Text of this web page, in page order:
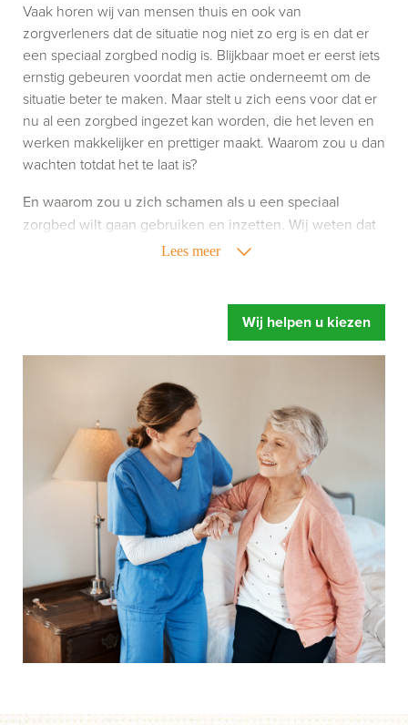
Vaak horen wij van mensen thuis en ook van
zorgverleners dat de situatie nog niet zo erg is en dat er
een speciaal zorgbed nodig is. Blijkbaar moet er eerst iets
ernstig gebeuren voordat men actie onderneemt om de
situatie beter te maken. Maar stelt u zich eens voor dat er
nu al een zorgbed ingezet kan worden, die het leven en
werken makkelijker en prettiger maakt. Waarom zou u dan
wachten totdat het te laat is?
Lees meer
En waarom zou u zich schamen als u een speciaal
zorgbed wilt gaan gebruiken en inzetten. Wij weten dat
het gebruik van zorghulpmiddelen niet altijd leuk is,
zorgbed doet, maar richt u vooral op wat een speciaal
zorgbed u oplevert. Meer ontspanning, u voelt zich fitter
en een betere begeleiding.
Mensen hebben snel de neiging om te zeggen dat hun
bed wel prima is. Of dat de instelling al over eigen
zorgbedden beschikt. Gelukkig maar zeggen wij dan,
maar legt u zich er niet te snel bij neer als uw situatie net
even anders is. Een speciaal zorgbed gaat namelijk veel
verder dan een standaard bed. Het bed is zo ingesteld dat
het kan draaien, kantelen en rechtop kan staan.
Afgestemd op de behoefte van het moment, zodat het de
zorghandelingen makkelijker en prettiger maakt. Dus start
uw aanvraag en wij helpen u op weg. Zonder dat iets
moet en zonder directe verplichtingen.
Als u er over nadenkt om een speciaal zorgbed te gaan
betaalt.
Onze ervaring leert dat mensen door een speciaal
Wij helpen u kiezen